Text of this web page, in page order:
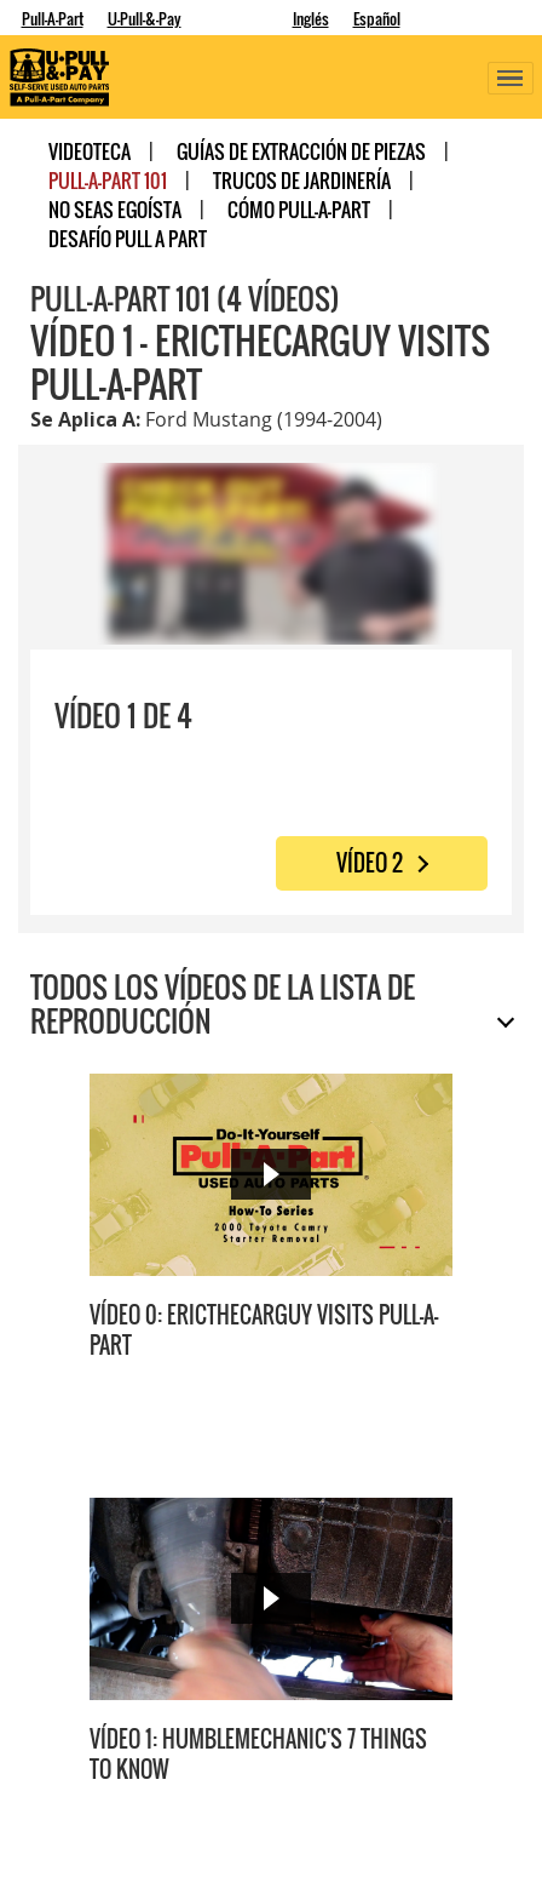
Pull-A-Part U-Pull-&-Pay Inglés Español
VIDEOTECA
GUÍAS DE EXTRACCIÓN DE PIEZAS
PULL-A-PART 101
TRUCOS DE JARDINERÍA
NO SEAS EGOÍSTA
CÓMO PULL-A-PART
DESAFÍO PULL A PART
PULL-A-PART 101 (4 VÍDEOS)
VÍDEO 1 - ERICTHECARGUY VISITS
PULL-A-PART
Se Aplica A: Ford Mustang (1994-2004)
VÍDEO 1 DE 4
VÍDEO 2
TODOS LOS VÍDEOS DE LA LISTA DE
REPRODUCCIÓN
VÍDEO 0: ERICTHECARGUY VISITS PULL-A-
PART
VÍDEO 1: HUMBLEMECHANIC'S 7 THINGS
TO KNOW